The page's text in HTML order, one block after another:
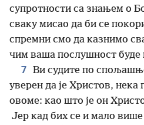
супротности са знањем о
сваку мисао да би се
спремни смо да казнимо
чим ваша послушност буде
7 Ви судите по
уверен да је Христов,
овоме: као што је он
Јер кад бих се и мало